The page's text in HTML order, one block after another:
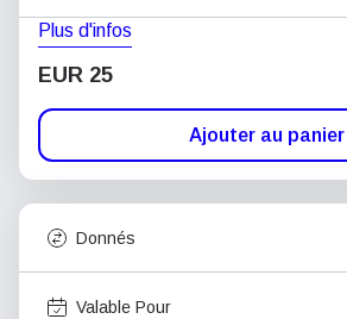
Plus d'infos
EUR 25
Ajouter au panier
Donnés
Valable Pour